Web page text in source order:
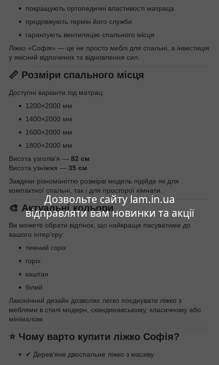
Дозвольте сайту lam.in.ua
відправляти вам новинки та акції
покращують ортопедичні властивості матраца
продовжують термін його служби
гарантують вентиляцію спального місця
Ліжко «Софія» — це не просто меблі для спальні, а інвестиція
у якісний відпочинок та відновлення сил.
📏 Розміри спального місця
Доступні варіанти під матрац:
1200×2000 мм
1400×2000 мм
1600×2000 мм
1800×2000 мм
Висота узголів’я — 82 см
Висота узніжжя — 35 см
Завдяки різноманіттю розмірів модель підійде як для
компактної спальні, так і для просторої кімнати.
🎨 Актуальні кольори
Ви можете обрати відтінок, що найкраще пасуватиме до
вашого інтер’єру:
темний горіх
горіх
каштан
білий
Лаконічний дизайн дозволяє легко поєднувати ліжко з
меблями в стилі модерн, скандинавському, класичному або
мінімалізм.
⭐ Чому варто купити ліжко Софія?
✔ Дерев’яне двоспальне ліжко з масиву